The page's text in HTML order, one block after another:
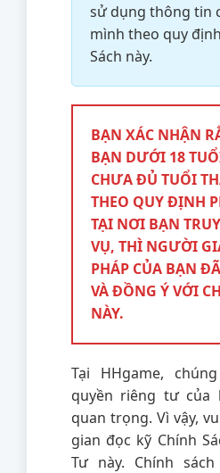
sử dụng thông tin
mình theo quy
Sách này.
BẠN XÁC NHẬN
BẠN DƯỚI 18
CHƯA ĐỦ TUỔI
THEO QUY ĐỊNH
TẠI NƠI BẠN
VỤ, THÌ NGƯỜI
PHÁP CỦA BẠN
VÀ ĐỒNG Ý VỚI
NÀY.
Tại HHgame,
quyền riêng tư của
quan trọng. Vì vậy,
gian đọc kỹ Chính
Tư này. Chính